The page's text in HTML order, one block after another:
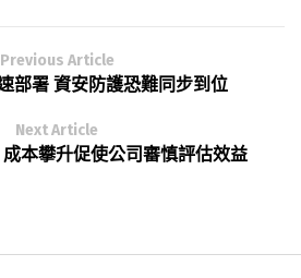
Previous Article
部署 資安防護恐難同步到位
Next Article
本攀升促使公司審慎評估效益